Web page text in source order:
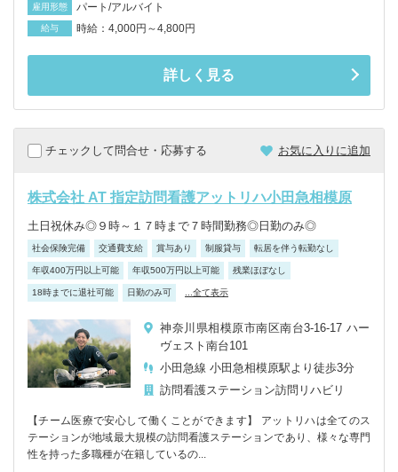
雇用形態 パート/アルバイト
給与 時給：4,000円～4,800円
詳しく見る
チェックして問合せ・応募する お気に入りに追加
株式会社 AT 指定訪問看護アットリハ小田急相模原
土日祝休み◎９時～１７時まで７時間勤務◎日勤のみ◎
社会保険完備 交通費支給 賞与あり 制服貸与 転居を伴う転勤なし
年収400万円以上可能 年収500万円以上可能 残業ほぼなし
18時までに退社可能 日勤のみ可 ...全て表示
神奈川県相模原市南区南台3-16-17 ハー
ヴェスト南台101
小田急線 小田急相模原駅より徒歩3分
訪問看護ステーション訪問リハビリ
【チーム医療で安心して働くことができます】 アットリハは全てのス
テーションが地域最大規模の訪問看護ステーションであり、様々な専門
性を持った多職種が在籍しているの...